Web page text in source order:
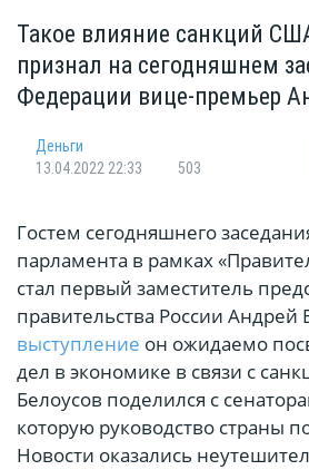
Такое влияние санкций
признал на сегодняшнем
Федерации вице-премьер
Деньги
13.04.2022 22:33
503
Гостем сегодняшнего
парламента в рамках
стал первый заместитель
правительства России Андрей
выступление он ожидаемо
дел в экономике в связи с
Белоусов поделился с
которую руководство страны
Новости оказались